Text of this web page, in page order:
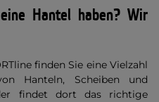
Hantel haben? Wir
finden Sie eine Vielzahl
Hanteln, Scheiben und
findet dort das richtige